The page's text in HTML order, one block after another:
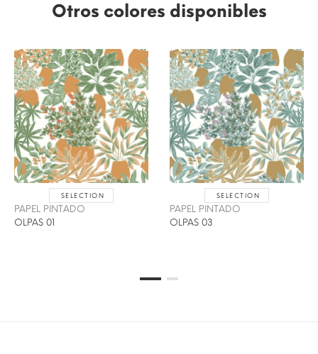
Otros colores disponibles
SELECTION
PAPEL PINTADO
OLPAS 01
SELECTION
PAPEL PINTADO
OLPAS 03